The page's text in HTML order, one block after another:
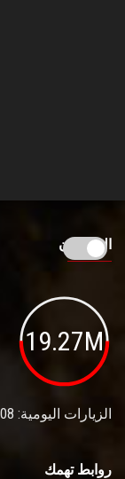
الزائـرون
19.27M
الزيارات اليومية: 208
روابط تهمك